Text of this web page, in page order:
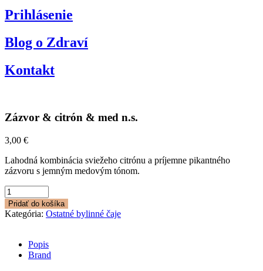
Prihlásenie
Blog o Zdraví
Kontakt
Zázvor & citrón & med n.s.
3,00 €
Lahodná kombinácia sviežeho citrónu a príjemne pikantného
zázvoru s jemným medovým tónom.
množstvo
Zázvor
&
citrón
med
Pridať do košíka
Kategória: Ostatné bylinné čaje
Popis
Brand